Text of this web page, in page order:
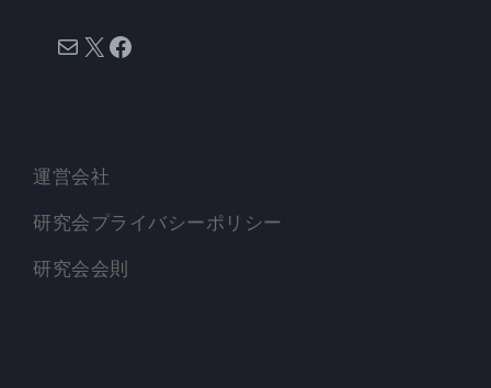
メール X Facebook
運営会社
研究会プライバシーポリシー
研究会会則